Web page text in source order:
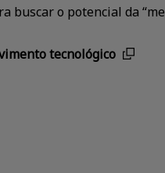
buscar o potencial da
tecnológico